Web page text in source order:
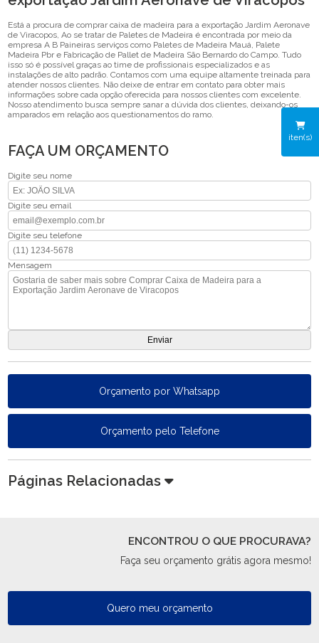
iten(s)
Está a procura de comprar caixa de madeira para a exportação Jardim Aeronave
de Viracopos, Ao se tratar de Paletes de Madeira é encontrada por meio da
empresa A B Paineiras serviços como Paletes de Madeira Mauá, Palete
Madeira Pbr e Fabricação de Pallet de Madeira São Bernardo do Campo. Tudo
isso só é possível graças ao time de profissionais especializados e as
instalações de alto padrão. Contamos com uma equipe altamente treinada para
atender nossos clientes. Não deixe de entrar em contato para obter mais
informações sobre cada opção oferecida para nossos clientes com excelente.
Nosso atendimento busca sempre sanar a dúvida dos clientes, deixando-os
amparados em relação aos questionamentos do ramo.
FAÇA UM ORÇAMENTO
Digite seu nome
Digite seu email
Digite seu telefone
Mensagem
Orçamento por Whatsapp
Orçamento pelo Telefone
Páginas Relacionadas
ENCONTROU O QUE PROCURAVA?
Faça seu orçamento grátis agora mesmo!
Quero meu orçamento